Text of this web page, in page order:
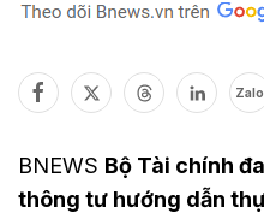
Zalo
BNEWS Bộ Tài chính
thông tư hướng dẫn